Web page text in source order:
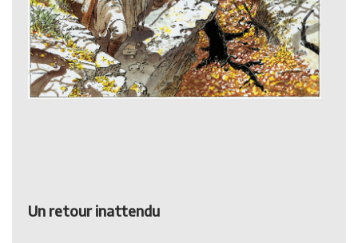
Un retour inattendu